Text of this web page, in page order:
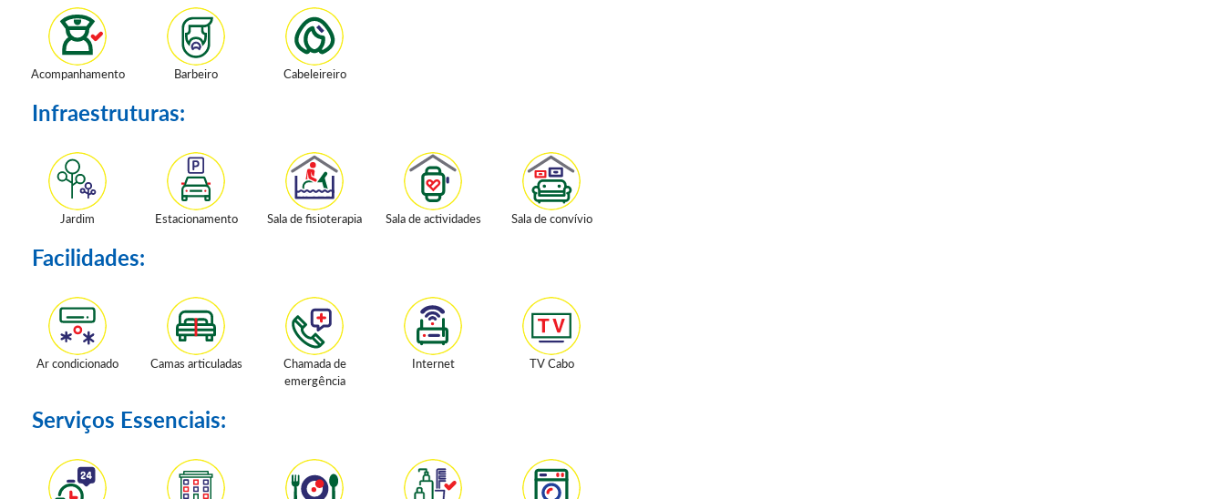
Acompanhamento Barbeiro Cabeleireiro
Infraestruturas:
Jardim Estacionamento Sala de fisioterapia Sala de actividades Sala de convívio
Facilidades:
Ar condicionado Camas articuladas
Chamada de
emergência
Internet TV Cabo
Serviços Essenciais: